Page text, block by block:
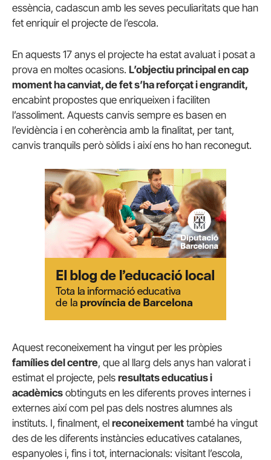
essència, cadascun amb les seves peculiaritats que han
fet enriquir el projecte de l’escola.
En aquests 17 anys el projecte ha estat avaluat i posat a
prova en moltes ocasions. L’objectiu principal en cap
moment ha canviat, de fet s’ha reforçat i engrandit,
encabint propostes que enriqueixen i faciliten
l’assoliment. Aquests canvis sempre es basen en
l’evidència i en coherència amb la finalitat, per tant,
canvis tranquils però sòlids i així ens ho han reconegut.
Aquest reconeixement ha vingut per les pròpies
famílies del centre, que al llarg dels anys han valorat i
estimat el projecte, pels resultats educatius i
acadèmics obtinguts en les diferents proves internes i
externes així com pel pas dels nostres alumnes als
instituts. I, finalment, el reconeixement també ha vingut
des de les diferents instàncies educatives catalanes,
espanyoles i, fins i tot, internacionals: visitant l’escola,